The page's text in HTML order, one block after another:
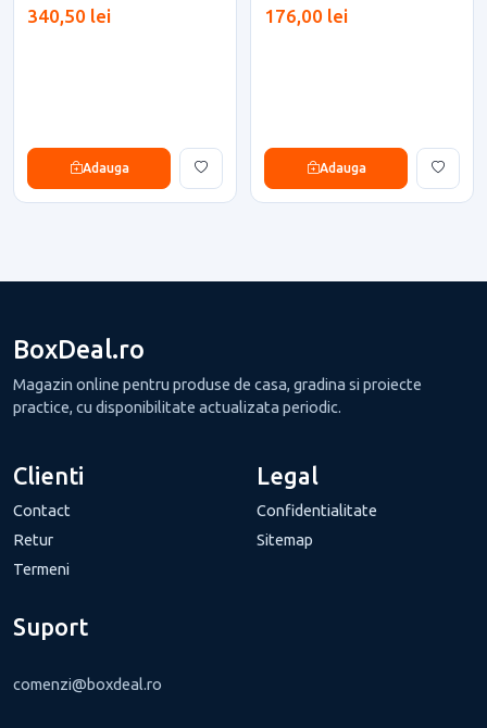
340,50 lei
Adauga
176,00 lei
Adauga
BoxDeal.ro
Magazin online pentru produse de casa, gradina si proiecte
practice, cu disponibilitate actualizata periodic.
Clienti
Contact
Retur
Termeni
Legal
Confidentialitate
Sitemap
Suport
comenzi@boxdeal.ro